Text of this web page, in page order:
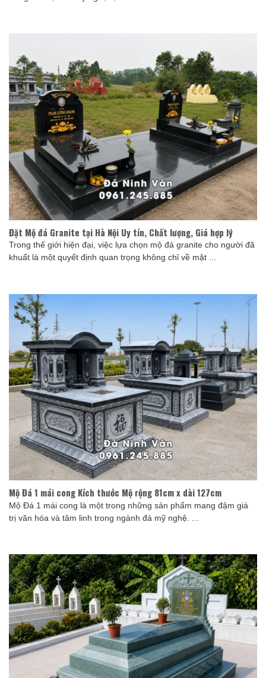
Đặt Mộ đá Granite tại Hà Nội Uy tín, Chất lượng, Giá hợp lý
Trong thế giới hiện đại, việc lựa chọn mộ đá granite cho người đã
khuất là một quyết định quan trọng không chỉ về mặt ...
Mộ Đá 1 mái cong Kích thước Mộ rộng 81cm x dài 127cm
Mộ Đá 1 mái cong là một trong những sản phẩm mang đậm giá
trị văn hóa và tâm linh trong ngành đá mỹ nghệ. ...